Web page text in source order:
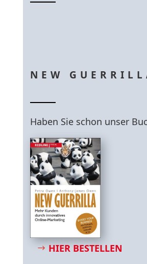
NEW
Haben Sie schon unser
HIER BESTELLEN